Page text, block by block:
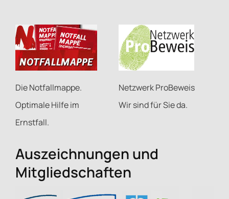
Die Notfallmappe.
Optimale Hilfe im
Ernstfall.
Netzwerk ProBeweis
Wir sind für Sie da.
Auszeichnungen und
Mitgliedschaften